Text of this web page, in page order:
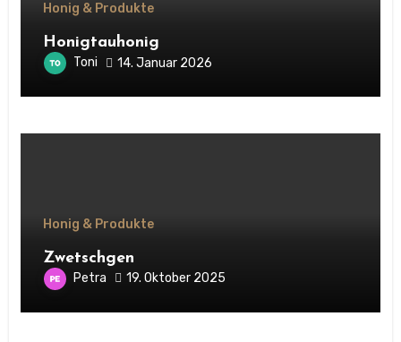
Honig & Produkte
Honigtauhonig
Toni 14. Januar 2026
Honig & Produkte
Zwetschgen
Petra 19. Oktober 2025